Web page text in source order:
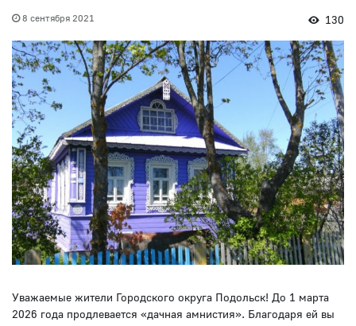
8 сентября 2021 130
Уважаемые жители Городского округа Подольск! До 1 марта
2026 года продлевается «дачная амнистия». Благодаря ей вы